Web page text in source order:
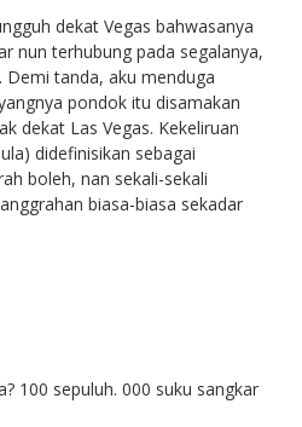
dekat Vegas bahwasanya
nun terhubung pada segalanya,
Demi tanda, aku menduga
pondok itu disamakan
dekat Las Vegas. Kekeliruan
didefinisikan sebagai
boleh, nan sekali-sekali
biasa-biasa sekadar
100 sepuluh. 000 suku sangkar